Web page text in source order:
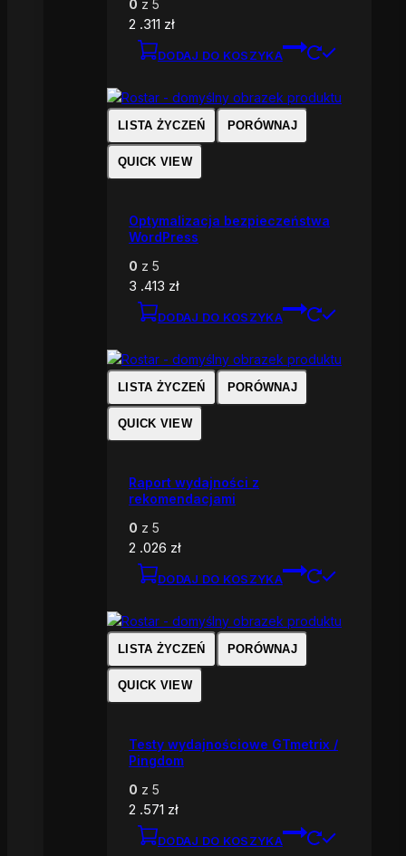
0 z 5
2 .311 zł
DODAJ DO KOSZYKA
LISTA ŻYCZEŃ PORÓWNAJ
QUICK VIEW
Optymalizacja bezpieczeństwa
WordPress
0 z 5
3 .413 zł
DODAJ DO KOSZYKA
LISTA ŻYCZEŃ PORÓWNAJ
QUICK VIEW
Raport wydajności z
rekomendacjami
0 z 5
2 .026 zł
DODAJ DO KOSZYKA
LISTA ŻYCZEŃ PORÓWNAJ
QUICK VIEW
Testy wydajnościowe GTmetrix /
Pingdom
0 z 5
2 .571 zł
DODAJ DO KOSZYKA